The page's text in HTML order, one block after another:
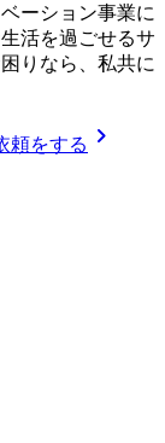
ーション事業に
活を過ごせるサ
りなら、私共に
頼をする chevron_right